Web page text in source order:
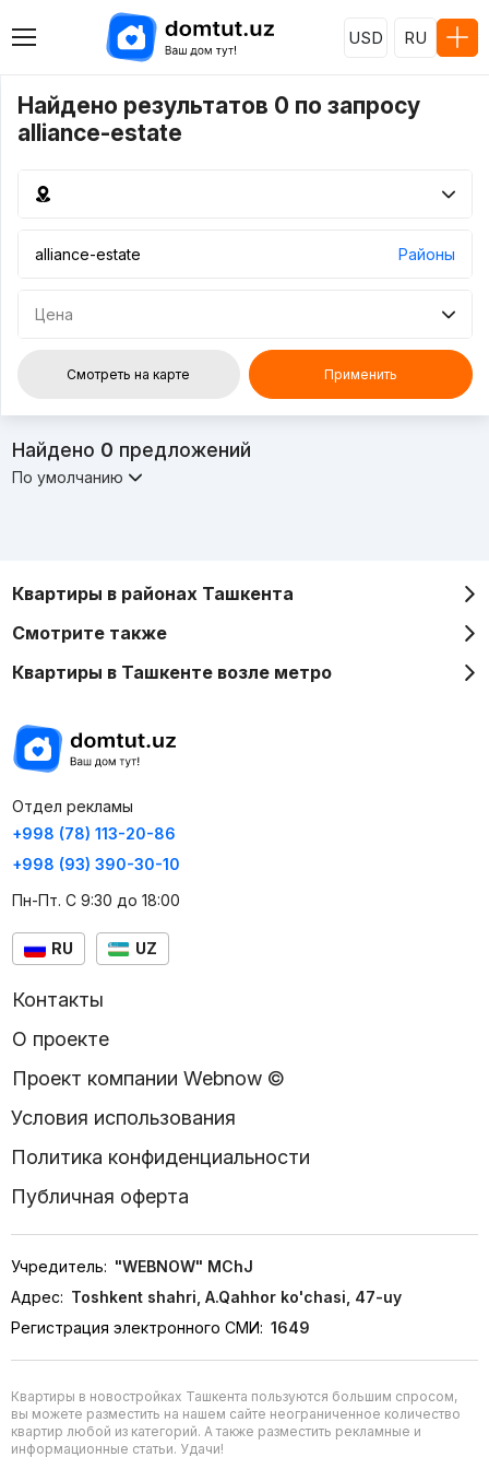
USD RU
Найдено результатов 0 по запросу
alliance-estate
Районы
Цена
Смотреть на карте Применить
Найдено 0 предложений
По умолчанию
Квартиры в районах Ташкента
Смотрите также
Квартиры в Ташкенте возле метро
Отдел рекламы
+998 (78) 113-20-86
+998 (93) 390-30-10
Пн-Пт. С 9:30 до 18:00
RU UZ
Контакты
О проекте
Проект компании Webnow ©
Условия использования
Политика конфиденциальности
Публичная оферта
Учредитель: "WEBNOW" MChJ
Адрес: Toshkent shahri, A.Qahhor ko'chasi, 47-uy
Регистрация электронного СМИ: 1649
Квартиры в новостройках Ташкента пользуются большим спросом,
вы можете разместить на нашем сайте неограниченное количество
квартир любой из категорий. А также разместить рекламные и
информационные статьи. Удачи!